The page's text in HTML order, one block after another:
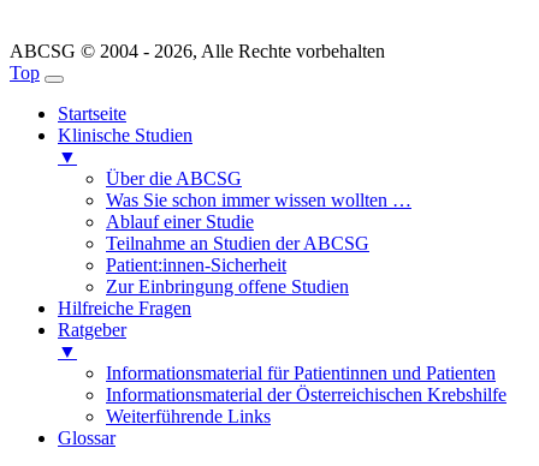
ABCSG © 2004 - 2026, Alle Rechte vorbehalten
Top
Startseite
Klinische Studien
▼
Über die ABCSG
Was Sie schon immer wissen wollten …
Ablauf einer Studie
Teilnahme an Studien der ABCSG
Patient:innen-Sicherheit
Zur Einbringung offene Studien
Hilfreiche Fragen
Ratgeber
▼
Informationsmaterial für Patientinnen und Patienten
Informationsmaterial der Österreichischen Krebshilfe
Weiterführende Links
Glossar